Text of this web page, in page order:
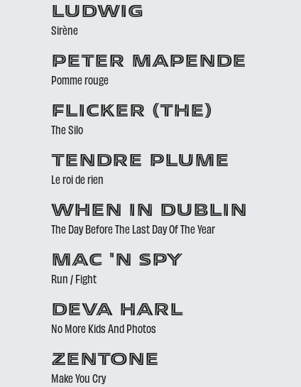
LUDWIG
Sirène
PETER MAPENDE
Pomme rouge
FLICKER (THE)
The Silo
TENDRE PLUME
Le roi de rien
WHEN IN DUBLIN
The Day Before The Last Day Of The Year
MAC 'N SPY
Run / Fight
DEVA HARL
No More Kids And Photos
ZENTONE
Make You Cry